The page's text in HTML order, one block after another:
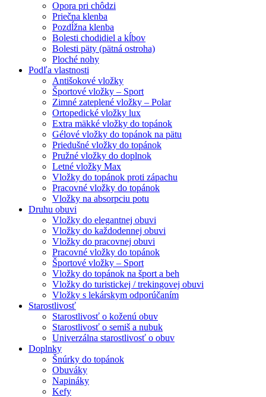
Opora pri chôdzi
Priečna klenba
Pozdĺžna klenba
Bolesti chodidiel a kĺbov
Bolesti päty (pätná ostroha)
Ploché nohy
Podľa vlastnosti
Antišokové vložky
Športové vložky – Sport
Zimné zateplené vložky – Polar
Ortopedické vložky lux
Extra mäkké vložky do topánok
Gélové vložky do topánok na pätu
Priedušné vložky do topánok
Pružné vložky do doplnok
Letné vložky Max
Vložky do topánok proti zápachu
Pracovné vložky do topánok
Vložky na absorpciu potu
Druhu obuvi
Vložky do elegantnej obuvi
Vložky do každodennej obuvi
Vložky do pracovnej obuvi
Pracovné vložky do topánok
Športové vložky – Sport
Vložky do topánok na šport a beh
Vložky do turistickej / trekingovej obuvi
Vložky s lekárskym odporúčaním
Starostlivosť
Starostlivosť o koženú obuv
Starostlivosť o semiš a nubuk
Univerzálna starostlivosť o obuv
Doplnky
Šnúrky do topánok
Obuváky
Napináky
Kefy